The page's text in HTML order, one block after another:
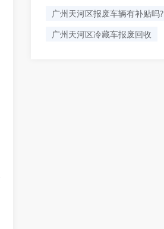
广州天河区报废车辆有补贴吗?
广州天河区冷藏车报废回收